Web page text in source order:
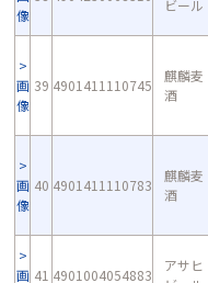
像
ビール
画
像
39 4901411110745
麒麟麦
酒
画
像
40 4901411110783
麒麟麦
酒
画 41 4901004054883
アサヒ